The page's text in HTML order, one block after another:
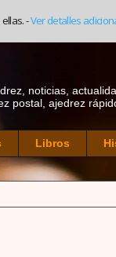
-Ver detalles
noticias,
postal, ajedrez
Libros